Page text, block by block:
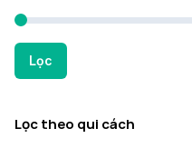
Lọc
Lọc theo qui cách